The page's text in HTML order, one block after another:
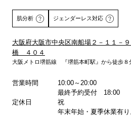
肌分析 ジェンダーレス対応
大阪府大阪市中央区南船場２－１１－
橋 ４０４
大阪メトロ堺筋線 『堺筋本町駅』から徒歩８
営業時間
10:00～20:00
最終予約受付 18:00
定休日
祝
年末年始・夏季休業有り